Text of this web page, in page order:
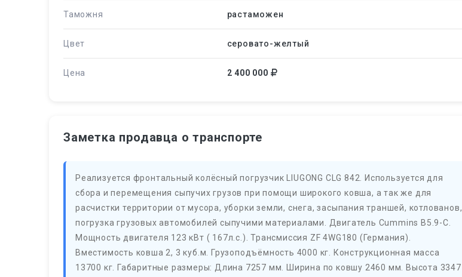
Таможня растаможен
Цвет серовато-желтый
Цена 2 400 000
Заметка продавца о транспорте
Реализуется фронтальный колёсный погрузчик LIUGONG CLG 842. Используется для
сбора и перемещения сыпучих грузов при помощи широкого ковша, а так же для
расчистки территории от мусора, уборки земли, снега, засыпания траншей, котлованов,
погрузка грузовых автомобилей сыпучими материалами. Двигатель Cummins B5.9-C.
Мощность двигателя 123 кВт ( 167л.с.). Трансмиссия ZF 4WG180 (Германия).
Вместимость ковша 2, 3 куб.м. Грузоподъёмность 4000 кг. Конструкционная масса
13700 кг. Габаритные размеры: Длина 7257 мм. Ширина по ковшу 2460 мм. Высота 3347